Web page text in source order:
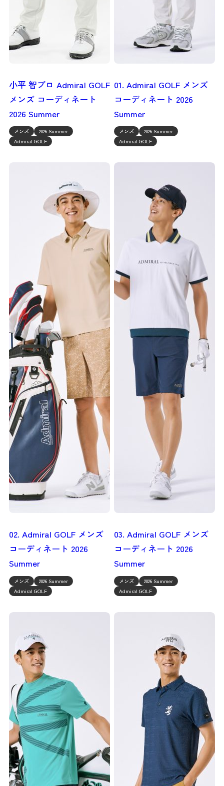
小平 智プロ Admiral GOLF
メンズ コーディネート
2026 Summer
メンズ
2026 Summer
Admiral GOLF
01. Admiral GOLF メンズ
コーディネート 2026
Summer
メンズ
2026 Summer
Admiral GOLF
02. Admiral GOLF メンズ
コーディネート 2026
Summer
メンズ
2026 Summer
Admiral GOLF
03. Admiral GOLF メンズ
コーディネート 2026
Summer
メンズ
2026 Summer
Admiral GOLF